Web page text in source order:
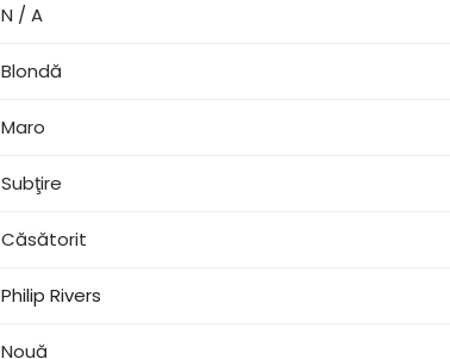
N / A
Blondă
Maro
Subţire
Căsătorit
Philip Rivers
Nouă